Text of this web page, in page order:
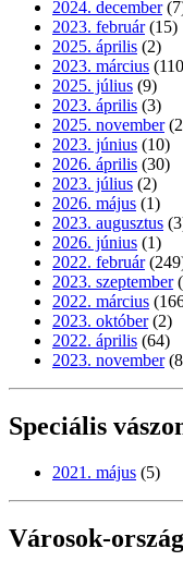
2024. december
2023. február (15)
2025. április (2)
2023. március
2025. július (9)
2023. április (3)
2025. november
2023. június (10)
2026. április (30)
2023. július (2)
2026. május (1)
2023. augusztus
2026. június (1)
2022. február
2023. szeptember
2022. március
2023. október (2)
2022. április (64)
2023. november
Speciális
2021. május (5)
Városok-